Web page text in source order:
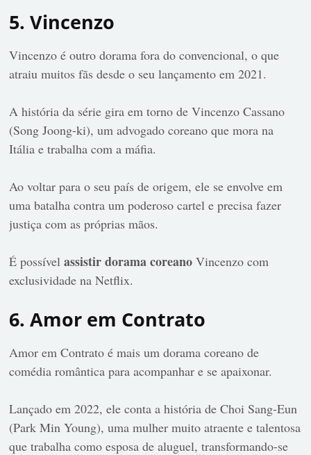
5. Vincenzo
Vincenzo é outro dorama fora do convencional, o que
atraiu muitos fãs desde o seu lançamento em 2021.
A história da série gira em torno de Vincenzo Cassano
(Song Joong-ki), um advogado coreano que mora na
Itália e trabalha com a máfia.
Ao voltar para o seu país de origem, ele se envolve em
uma batalha contra um poderoso cartel e precisa fazer
justiça com as próprias mãos.
É possívelassistir dorama coreano Vincenzo com
exclusividade na Netflix.
6. Amor em Contrato
Amor em Contrato é mais um dorama coreano de
comédia romântica para acompanhar e se apaixonar.
Lançado em 2022, ele conta a história de Choi Sang-Eun
(Park Min Young), uma mulher muito atraente e talentosa
que trabalha como esposa de aluguel, transformando-se